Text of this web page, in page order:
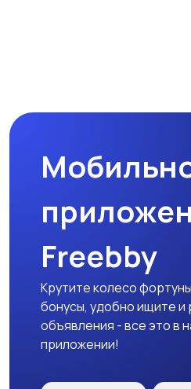
Freebby
Крутите колесо
бонусы, удобно ищите
объявления - все это в
приложении!